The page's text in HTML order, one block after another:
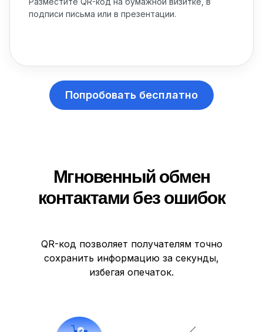
подписи письма или в презентации.
Попробовать бесплатно
Мгновенный обмен
контактами без ошибок
QR-код позволяет получателям точно
сохранить информацию за секунды,
избегая опечаток.